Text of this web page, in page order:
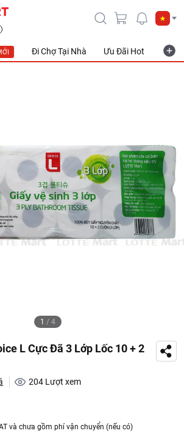
Đi Chợ Tại Nhà Ưu Đãi Hot
1 / 4
L Cực Đã 3 Lớp Lốc 10 + 2
204 Lượt xem
và chưa gồm phí vận chuyển (nếu có)